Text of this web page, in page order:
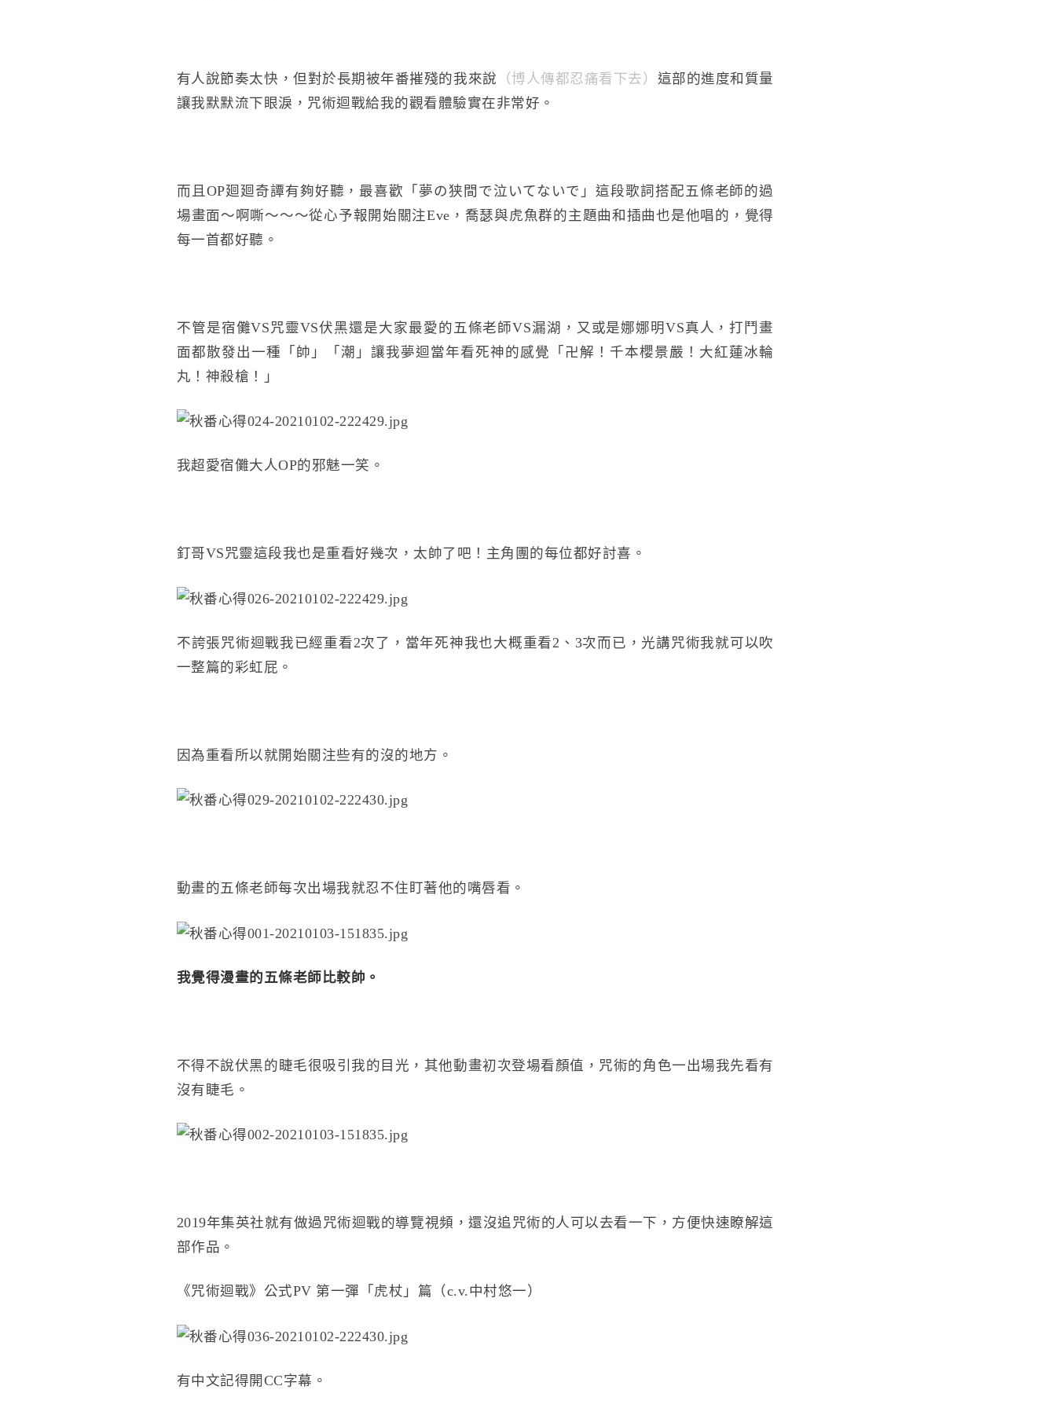
有人說節奏太快，但對於長期被年番摧殘的我來說 （博人傳都忍痛看下去） 這部的進度和質量
讓我默默流下眼淚，咒術迴戰給我的觀看體驗實在非常好。
而且OP廻廻奇譚有夠好聽，最喜歡「夢の狭間で泣いてないで」這段歌詞搭配五條老師的過
場畫面～啊嘶～～～從心予報開始關注Eve，喬瑟與虎魚群的主題曲和插曲也是他唱的，覺得
每一首都好聽。
不管是宿儺VS咒靈VS伏黑還是大家最愛的五條老師VS漏湖，又或是娜娜明VS真人，打鬥畫
面都散發出一種「帥」「潮」讓我夢迴當年看死神的感覺「卍解！千本櫻景嚴！大紅蓮冰輪
丸！神殺槍！」
我超愛宿儺大人OP的邪魅一笑。
釘哥VS咒靈這段我也是重看好幾次，太帥了吧！主角團的每位都好討喜。
不誇張咒術迴戰我已經重看2次了，當年死神我也大概重看2、3次而已，光講咒術我就可以吹
一整篇的彩虹屁。
因為重看所以就開始關注些有的沒的地方。
動畫的五條老師每次出場我就忍不住盯著他的嘴唇看。
我覺得漫畫的五條老師比較帥。
不得不說伏黑的睫毛很吸引我的目光，其他動畫初次登場看顏值，咒術的角色一出場我先看有
沒有睫毛。
2019年集英社就有做過咒術迴戰的導覽視頻，還沒追咒術的人可以去看一下，方便快速瞭解這
部作品。
《咒術迴戰》公式PV 第一彈「虎杖」篇（c.v.中村悠一）
有中文記得開CC字幕。